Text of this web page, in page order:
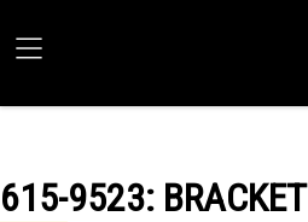
615-9523: BRACKET